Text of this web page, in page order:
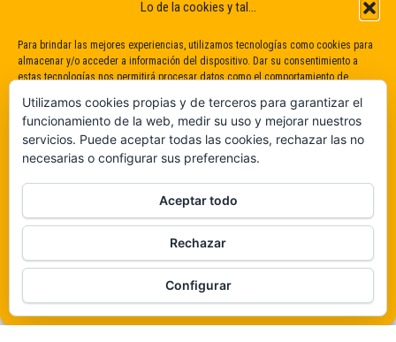
Lo de la cookies y tal...
Para brindar las mejores experiencias, utilizamos tecnologías como cookies para
almacenar y/o acceder a información del dispositivo. Dar su consentimiento a
estas tecnologías nos permitirá procesar datos como el comportamiento de
consentimiento puede afectar negativamente a determinadas características y
funciones.
De ninguna manera
Veámos que hay aquí
Política de cookies
WordPress |Tema:
Utilizamos cookies propias y de terceros para garantizar el
funcionamiento de la web, medir su uso y mejorar nuestros
servicios. Puede aceptar todas las cookies, rechazar las no
necesarias o configurar sus preferencias.
Aceptar todo
Rechazar
Configurar